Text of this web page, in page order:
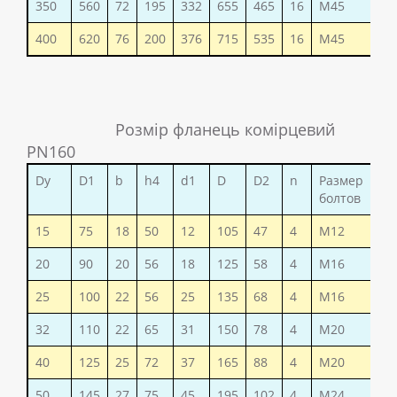
350
560 72 195 332 655 465 16 М45
400
620 76 200 376 715 535 16 М45
Розмір фланець комірцевий
PN160
Dy D1 b h4 d1 D D2 n
Размер
болтов
15 75 18 50 12 105 47 4 М12
20
90 20 56 18 125 58 4 М16
25
100 22 56 25 135 68 4 М16
32
110 22 65 31 150 78 4 М20
40
125 25 72 37 165 88 4 М20